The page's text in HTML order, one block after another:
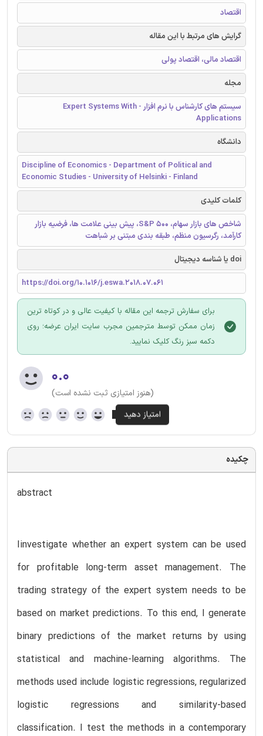
اقتصاد
گرایش های مرتبط با این مقاله
اقتصاد مالی، اقتصاد پولی
مجله
سیستم های کارشناس با نرم افزار - Expert Systems With
Applications
دانشگاه
Discipline of Economics - Department of Political and
Economic Studies - University of Helsinki - Finland
کلمات کلیدی
شاخص های بازار سهام، S&P 500، پیش بینی علامت ها، فرضیه بازار
کارآمد، رگرسیون منظم، طبقه بندی مبتنی بر شباهت
doi یا شناسه دیجیتال
https://doi.org/10.1016/j.eswa.2018.07.061
برای سفارش ترجمه این مقاله با کیفیت عالی و در کوتاه ترین
زمان ممکن توسط مترجمین مجرب سایت ایران عرضه؛ روی
دکمه سبز رنگ کلیک نمایید.
۰.۰
(هنوز امتیازی ثبت نشده است)
چکیده
abstract
Iinvestigate whether an expert system can be used
for profitable long-term asset management. The
trading strategy of the expert system needs to be
based on market predictions. To this end, I generate
binary predictions of the market returns by using
statistical and machine-learning algorithms. The
methods used include logistic regressions, regularized
logistic regressions and similarity-based
classification. I test the methods in a contemporary